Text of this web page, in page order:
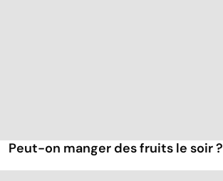
Peut-on manger des fruits le soir ?